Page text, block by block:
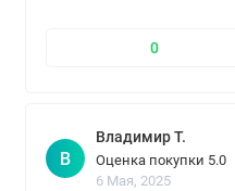
0
В
Владимир Т.
Оценка покупки 5.0
6 Мая, 2025